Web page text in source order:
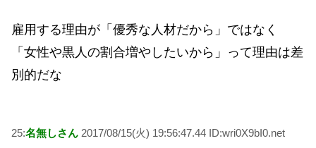
雇用する理由が「優秀な人材だから」ではなく
「女性や黒人の割合増やしたいから」って理由は差
別的だな
25:名無しさん 2017/08/15(火) 19:56:47.44 ID:wri0X9bI0.net